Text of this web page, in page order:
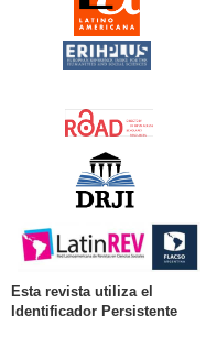
Esta revista utiliza el
Identificador Persistente